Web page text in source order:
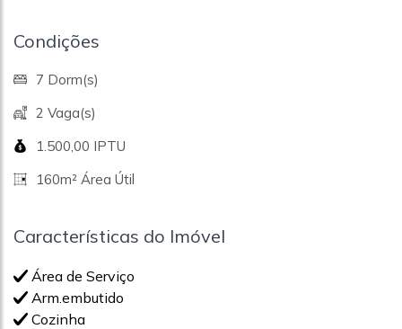
Condições
7 Dorm(s)
2 Vaga(s)
1.500,00 IPTU
160m² Área Útil
Características do Imóvel
Área de Serviço
Arm.embutido
Cozinha